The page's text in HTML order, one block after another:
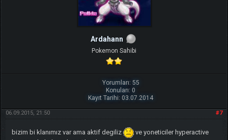
Ardahann
Pokemon Sahibi
Yorumları: 55
Konuları: 0
Kayıt Tarihi: 03.07.2014
#7
06.09.2015, 21:50
bizim bi klanımız var ama aktif degiliz
ve yoneticiler hyperactive